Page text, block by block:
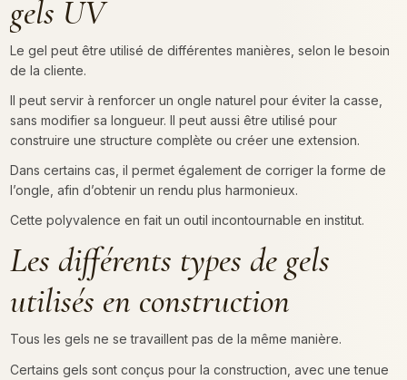
gels UV
Le gel peut être utilisé de différentes manières, selon le besoin
de la cliente.
Il peut servir à renforcer un ongle naturel pour éviter la casse,
sans modifier sa longueur. Il peut aussi être utilisé pour
construire une structure complète ou créer une extension.
Dans certains cas, il permet également de corriger la forme de
l’ongle, afin d’obtenir un rendu plus harmonieux.
Cette polyvalence en fait un outil incontournable en institut.
Les différents types de gels
utilisés en construction
Tous les gels ne se travaillent pas de la même manière.
Certains gels sont conçus pour la construction, avec une tenue